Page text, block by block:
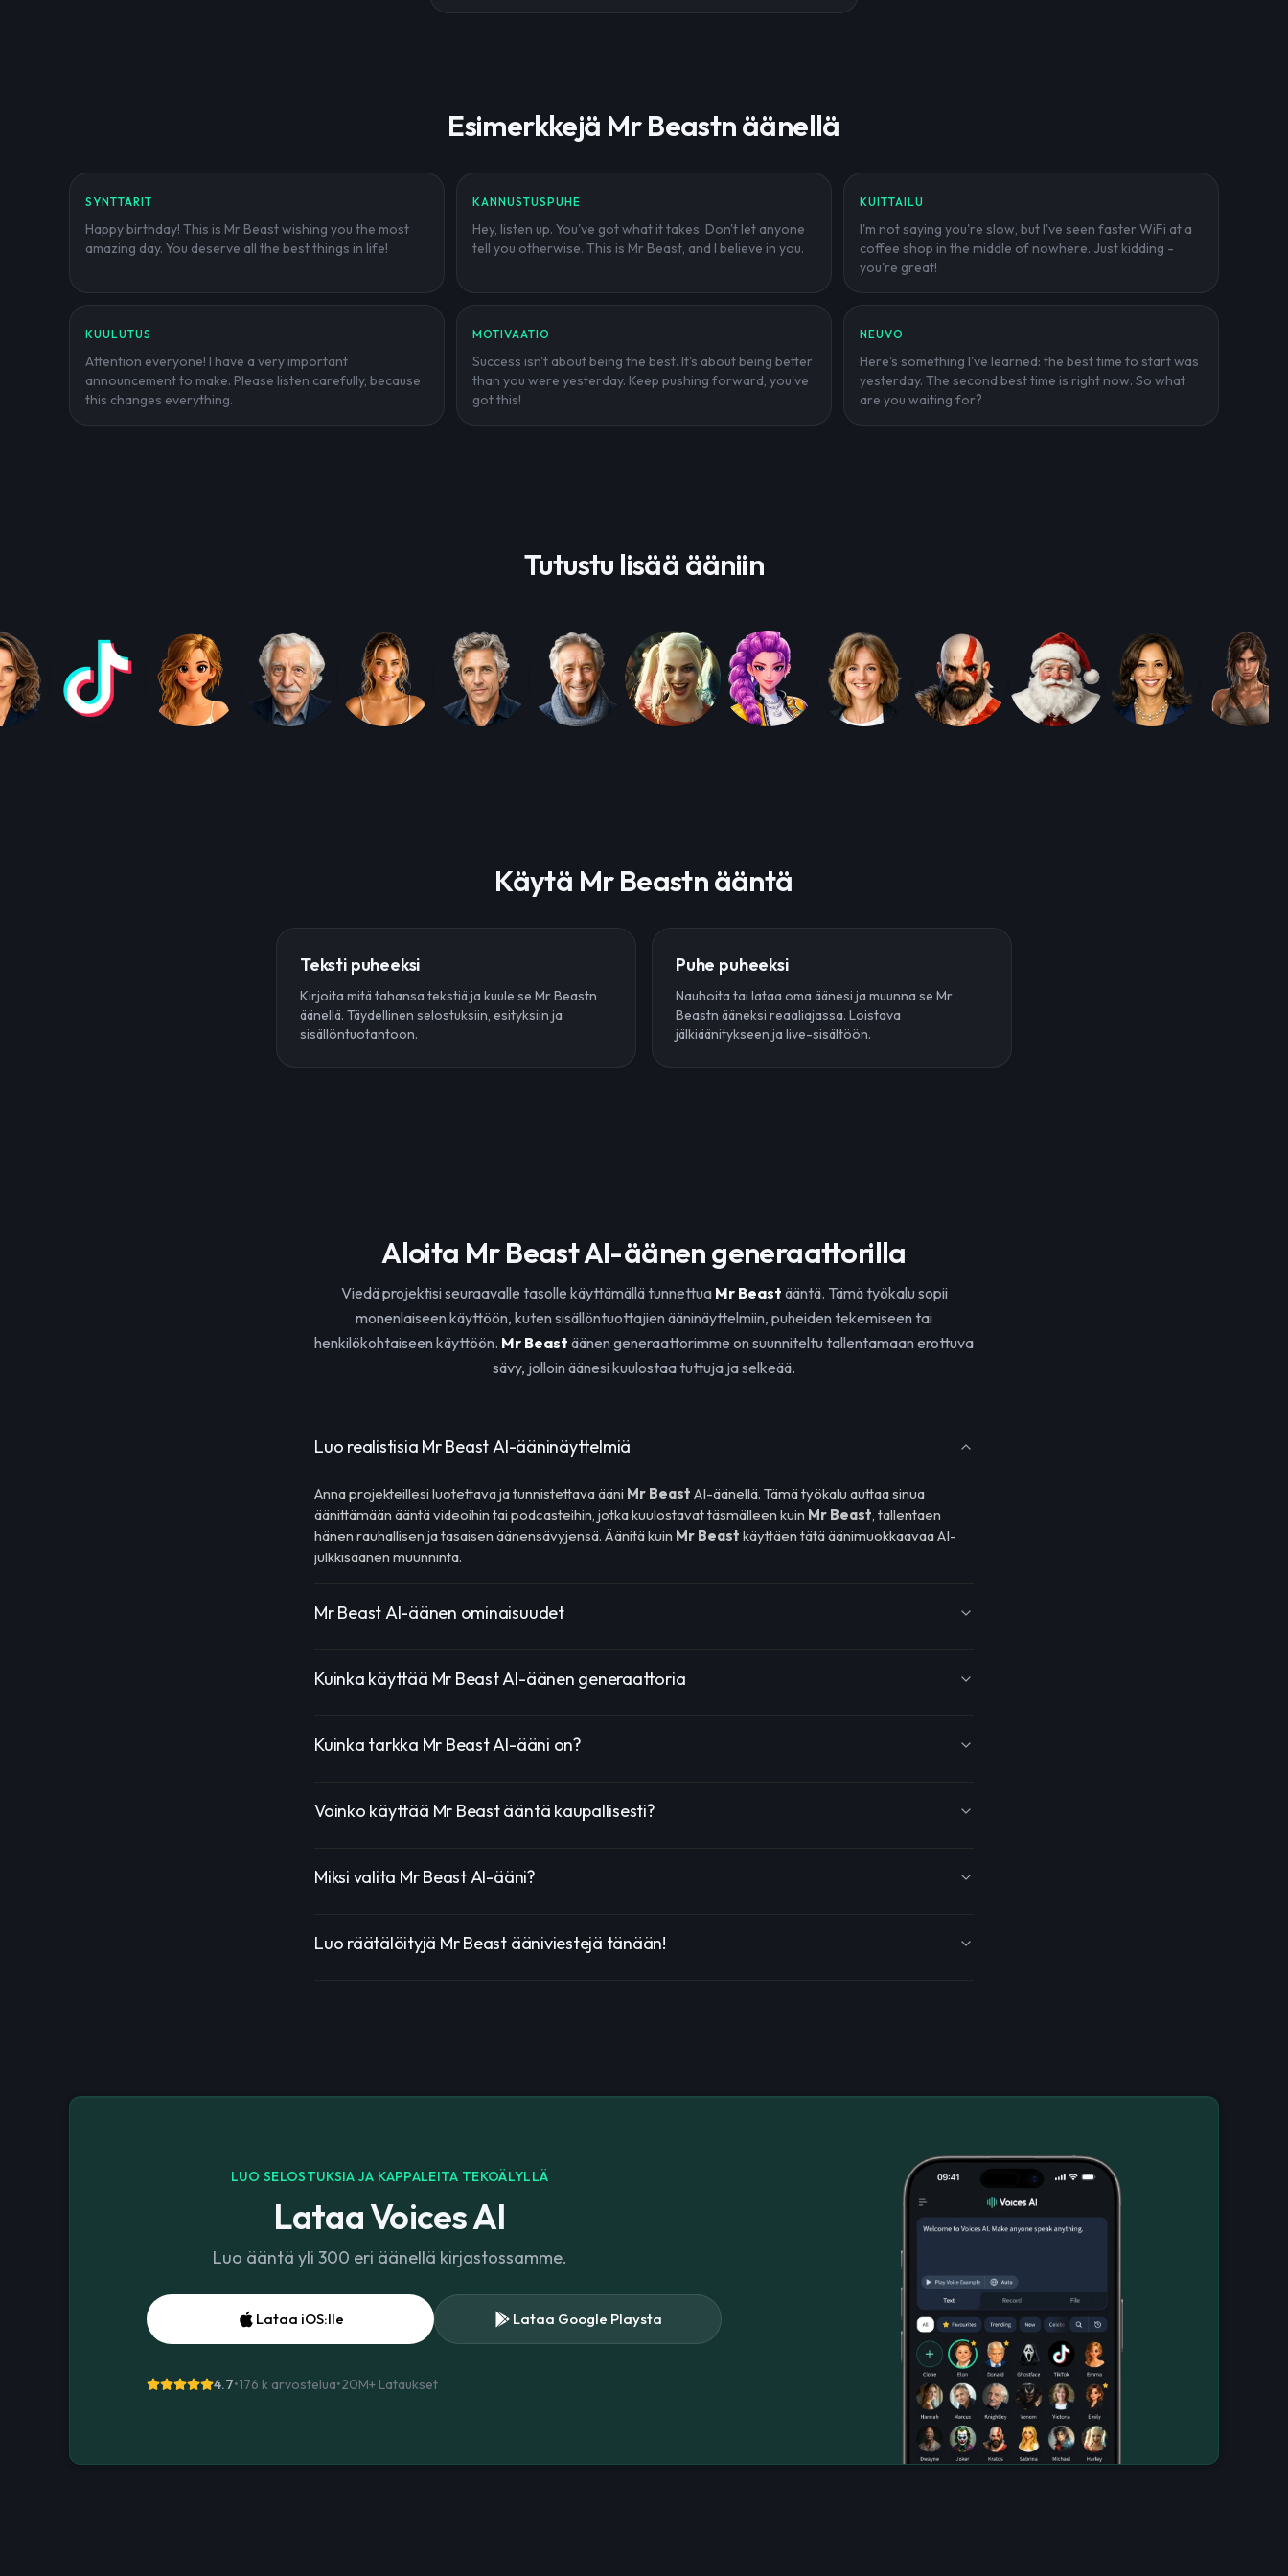
Esimerkkejä Mr Beastn äänellä
SYNTTÄRIT
Happy birthday! This is Mr Beast wishing you the most
amazing day. You deserve all the best things in life!
KANNUSTUSPUHE
Hey, listen up. You've got what it takes. Don't let anyone
tell you otherwise. This is Mr Beast, and I believe in you.
KUITTAILU
I'm not saying you're slow, but I've seen faster WiFi at a
coffee shop in the middle of nowhere. Just kidding -
you're great!
KUULUTUS
Attention everyone! I have a very important
announcement to make. Please listen carefully, because
this changes everything.
MOTIVAATIO
Success isn't about being the best. It's about being better
than you were yesterday. Keep pushing forward, you've
got this!
NEUVO
Here's something I've learned: the best time to start was
yesterday. The second best time is right now. So what
are you waiting for?
Tutustu lisää ääniin
Käytä Mr Beastn ääntä
Teksti puheeksi
Kirjoita mitä tahansa tekstiä ja kuule se Mr Beastn
äänellä. Täydellinen selostuksiin, esityksiin ja
sisällöntuotantoon.
Puhe puheeksi
Nauhoita tai lataa oma äänesi ja muunna se Mr
Beastn ääneksi reaaliajassa. Loistava
jälkiäänitykseen ja live-sisältöön.
Aloita Mr Beast AI-äänen generaattorilla
Viedä projektisi seuraavalle tasolle käyttämällä tunnettua Mr Beast ääntä. Tämä työkalu sopii
monenlaiseen käyttöön, kuten sisällöntuottajien ääninäyttelmiin, puheiden tekemiseen tai
henkilökohtaiseen käyttöön. Mr Beast äänen generaattorimme on suunniteltu tallentamaan erottuva
sävy, jolloin äänesi kuulostaa tuttuja ja selkeää.
Luo realistisia Mr Beast AI-ääninäyttelmiä
Anna projekteillesi luotettava ja tunnistettava ääni Mr Beast AI-äänellä. Tämä työkalu auttaa sinua
äänittämään ääntä videoihin tai podcasteihin, jotka kuulostavat täsmälleen kuin Mr Beast, tallentaen
hänen rauhallisen ja tasaisen äänensävyjensä. Äänitä kuin Mr Beast käyttäen tätä äänimuokkaavaa AI-
julkkisäänen muunninta.
Mr Beast AI-äänen ominaisuudet
Kuinka käyttää Mr Beast AI-äänen generaattoria
Kuinka tarkka Mr Beast AI-ääni on?
Voinko käyttää Mr Beast ääntä kaupallisesti?
Miksi valita Mr Beast AI-ääni?
Luo räätälöityjä Mr Beast ääniviestejä tänään!
LUO SELOSTUKSIA JA KAPPALEITA TEKOÄLYLLÄ
Lataa Voices AI
Luo ääntä yli 300 eri äänellä kirjastossamme.
Lataa iOS:lle Lataa Google Playsta
4.7•176 k arvostelua•20M+ Lataukset